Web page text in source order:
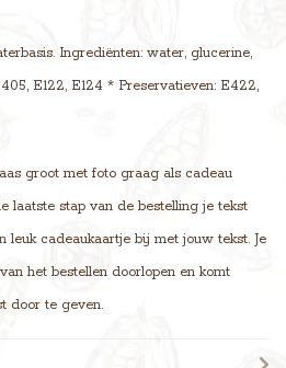
Ingrediënten: water, glucerine,
E122, E124 * Preservatieven: E422,
groot met foto graag als cadeau
laatste stap van de bestelling je tekst
cadeaukaartje bij met jouw tekst. Je
het bestellen doorlopen en komt
door te geven.